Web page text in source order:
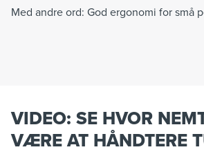
Med andre ord: God ergonomi for små
VIDEO: SE HVOR
VÆRE AT HÅNDTERE